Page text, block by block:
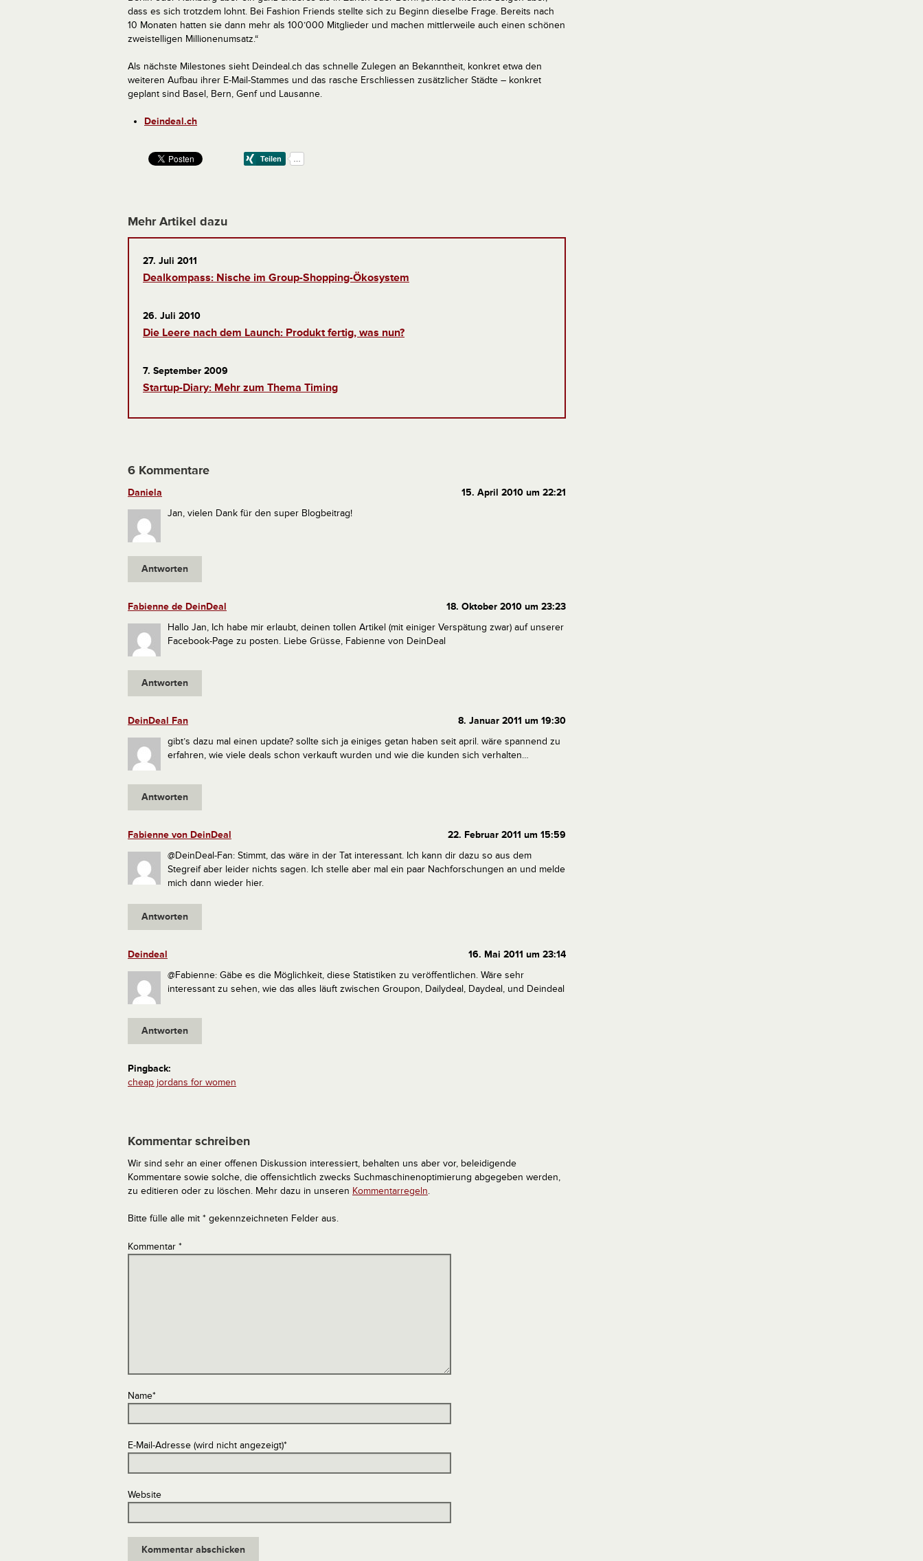
dass es sich trotzdem lohnt. Bei Fashion Friends stellte sich zu Beginn dieselbe Frage. Bereits nach
10 Monaten hatten sie dann mehr als 100’000 Mitglieder und machen mittlerweile auch einen schönen
zweistelligen Millionenumsatz.“
Als nächste Milestones sieht Deindeal.ch das schnelle Zulegen an Bekanntheit, konkret etwa den
weiteren Aufbau ihrer E-Mail-Stammes und das rasche Erschliessen zusätzlicher Städte – konkret
geplant sind Basel, Bern, Genf und Lausanne.
Deindeal.ch
Mehr Artikel dazu
27. Juli 2011
Dealkompass: Nische im Group-Shopping-Ökosystem
26. Juli 2010
Die Leere nach dem Launch: Produkt fertig, was nun?
7. September 2009
Startup-Diary: Mehr zum Thema Timing
6 Kommentare
Daniela
15. April 2010 um 22:21
Jan, vielen Dank für den super Blogbeitrag!
Antworten
Fabienne de DeinDeal
18. Oktober 2010 um 23:23
Hallo Jan, Ich habe mir erlaubt, deinen tollen Artikel (mit einiger Verspätung zwar) auf unserer
Facebook-Page zu posten. Liebe Grüsse, Fabienne von DeinDeal
Antworten
DeinDeal Fan
8. Januar 2011 um 19:30
gibt’s dazu mal einen update? sollte sich ja einiges getan haben seit april. wäre spannend zu
erfahren, wie viele deals schon verkauft wurden und wie die kunden sich verhalten…
Antworten
Fabienne von DeinDeal
22. Februar 2011 um 15:59
@DeinDeal-Fan: Stimmt, das wäre in der Tat interessant. Ich kann dir dazu so aus dem
Stegreif aber leider nichts sagen. Ich stelle aber mal ein paar Nachforschungen an und melde
mich dann wieder hier.
Antworten
Deindeal
16. Mai 2011 um 23:14
@Fabienne: Gäbe es die Möglichkeit, diese Statistiken zu veröffentlichen. Wäre sehr
interessant zu sehen, wie das alles läuft zwischen Groupon, Dailydeal, Daydeal, und Deindeal
Antworten
Pingback:
cheap jordans for women
Kommentar schreiben
Wir sind sehr an einer offenen Diskussion interessiert, behalten uns aber vor, beleidigende
Kommentare sowie solche, die offensichtlich zwecks Suchmaschinenoptimierung abgegeben werden,
zu editieren oder zu löschen. Mehr dazu in unseren Kommentarregeln.
Bitte fülle alle mit * gekennzeichneten Felder aus.
Kommentar *
Name*
E-Mail-Adresse (wird nicht angezeigt)*
Website